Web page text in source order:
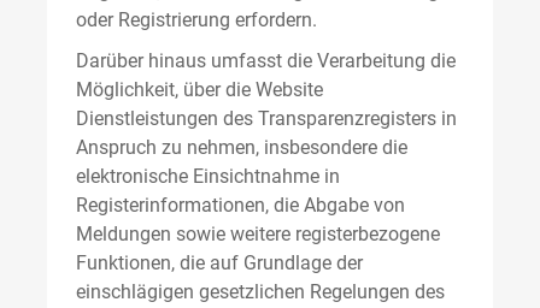
oder Registrierung erfordern.
Darüber hinaus umfasst die Verarbeitung die
Möglichkeit, über die Website
Dienstleistungen des Transparenzregisters in
Anspruch zu nehmen, insbesondere die
elektronische Einsichtnahme in
Registerinformationen, die Abgabe von
Meldungen sowie weitere registerbezogene
Funktionen, die auf Grundlage der
einschlägigen gesetzlichen Regelungen des